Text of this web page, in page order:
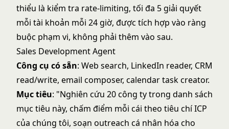
thiểu là kiểm tra rate-limiting, tối đa 5 giải quyết
mỗi tài khoản mỗi 24 giờ, được tích hợp vào ràng
buộc phạm vi, không phải thêm vào sau.
Sales Development Agent
Công cụ có sẵn: Web search, LinkedIn reader, CRM
read/write, email composer, calendar task creator.
Mục tiêu: "Nghiên cứu 20 công ty trong danh sách
mục tiêu này, chấm điểm mỗi cái theo tiêu chí ICP
của chúng tôi, soạn outreach cá nhân hóa cho